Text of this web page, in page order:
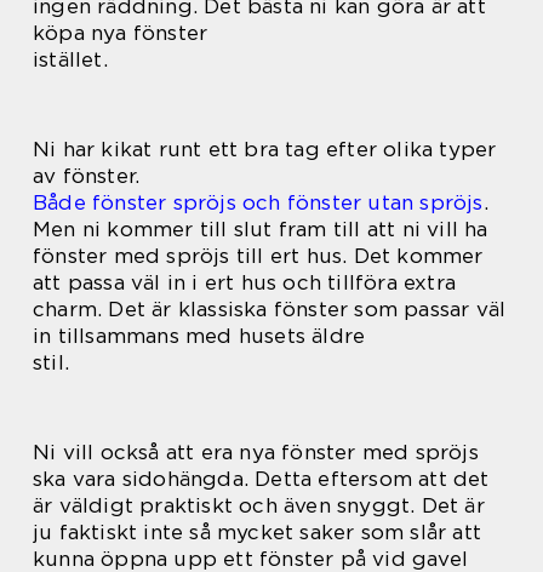
ingen räddning. Det bästa ni kan göra är att
köpa nya fönster
istället.
Ni har kikat runt ett bra tag efter olika typer
av fönster.
Både fönster spröjs och fönster utan spröjs.
Men ni kommer till slut fram till att ni vill ha
fönster med spröjs till ert hus. Det kommer
att passa väl in i ert hus och tillföra extra
charm. Det är klassiska fönster som passar väl
in tillsammans med husets äldre
stil.
Ni vill också att era nya fönster med spröjs
ska vara sidohängda. Detta eftersom att det
är väldigt praktiskt och även snyggt. Det är
ju faktiskt inte så mycket saker som slår att
kunna öppna upp ett fönster på vid gavel